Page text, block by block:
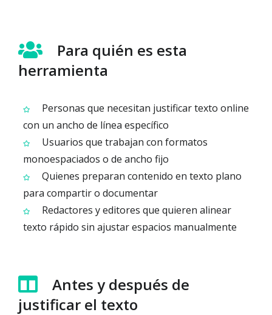
Para quién es esta
herramienta
Personas que necesitan justificar texto online
con un ancho de línea específico
Usuarios que trabajan con formatos
monoespaciados o de ancho fijo
Quienes preparan contenido en texto plano
para compartir o documentar
Redactores y editores que quieren alinear
texto rápido sin ajustar espacios manualmente
Antes y después de
justificar el texto